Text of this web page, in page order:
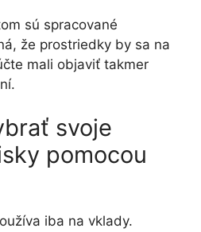
sú spracované
že prostriedky by sa na
mali objaviť takmer
svoje
pomocou
iba na vklady.